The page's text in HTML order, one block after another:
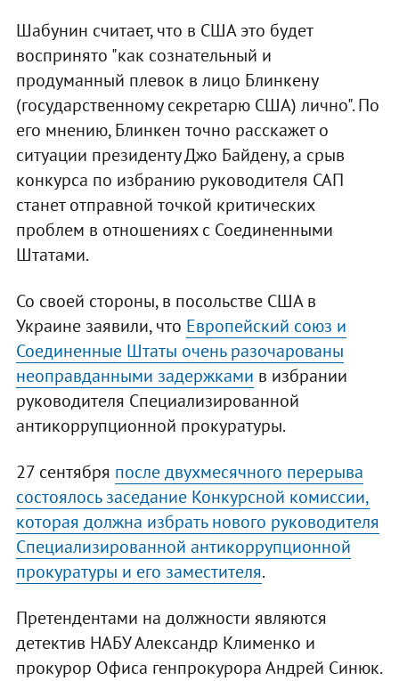
Шабунин считает, что в США это будет
воспринято "как сознательный и
продуманный плевок в лицо Блинкену
(государственному секретарю США) лично". По
его мнению, Блинкен точно расскажет о
ситуации президенту Джо Байдену, а срыв
конкурса по избранию руководителя САП
станет отправной точкой критических
проблем в отношениях с Соединенными
Штатами.
Со своей стороны, в посольстве США в
Украине заявили, что Европейский союз и
Соединенные Штаты очень разочарованы
неоправданными задержками в избрании
руководителя Специализированной
антикоррупционной прокуратуры.
27 сентября после двухмесячного перерыва
состоялось заседание Конкурсной комиссии,
которая должна избрать нового руководителя
Специализированной антикоррупционной
прокуратуры и его заместителя.
Претендентами на должности являются
детектив НАБУ Александр Клименко и
прокурор Офиса генпрокурора Андрей Синюк.